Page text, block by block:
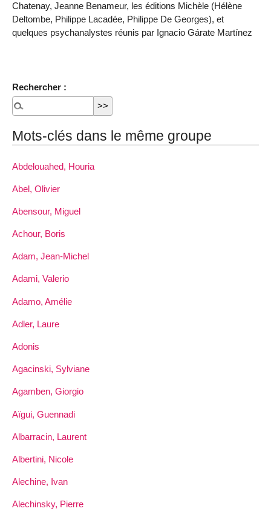
Chatenay, Jeanne Benameur, les éditions Michèle (Hélène
Deltombe, Philippe Lacadée, Philippe De Georges), et
quelques psychanalystes réunis par Ignacio Gárate Martínez
Rechercher :
Mots-clés dans le même groupe
Abdelouahed, Houria
Abel, Olivier
Abensour, Miguel
Achour, Boris
Adam, Jean-Michel
Adami, Valerio
Adamo, Amélie
Adler, Laure
Adonis
Agacinski, Sylviane
Agamben, Giorgio
Aïgui, Guennadi
Albarracin, Laurent
Albertini, Nicole
Alechine, Ivan
Alechinsky, Pierre